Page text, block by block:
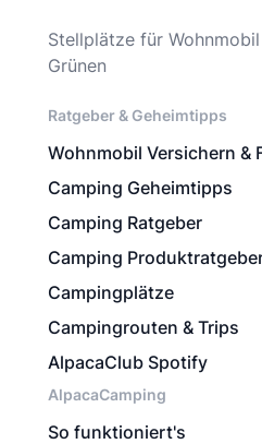
Stellplätze für
Grünen
Ratgeber & Geheimtipps
Wohnmobil Versichern &
Camping Geheimtipps
Camping Ratgeber
Camping
Campingplätze
Campingrouten & Trips
AlpacaClub Spotify
AlpacaCamping
So funktioniert's